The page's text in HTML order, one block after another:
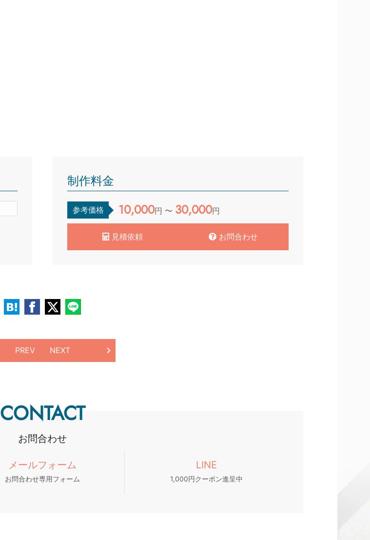
制作料金
参考価格 10,000円 〜 30,000円
見積依頼 お問合わせ
PREV NEXT
CONTACT
お問合わせ
メールフォーム
お問合わせ専用フォーム
LINE
1,000円クーポン進呈中